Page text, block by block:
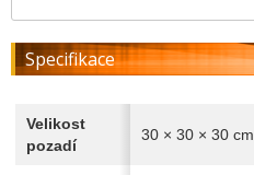
Specifikace
Velikost
pozadí
30 × 30 × 30 cm